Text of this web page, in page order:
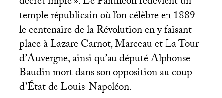
temple républicain où l’on célèbre en 1889
le centenaire de la Révolution en y faisant
place à Lazare Carnot, Marceau et La Tour
d’Auvergne, ainsi qu’au député Alphonse
Baudin mort dans son opposition au coup
d’État de Louis-Napoléon.